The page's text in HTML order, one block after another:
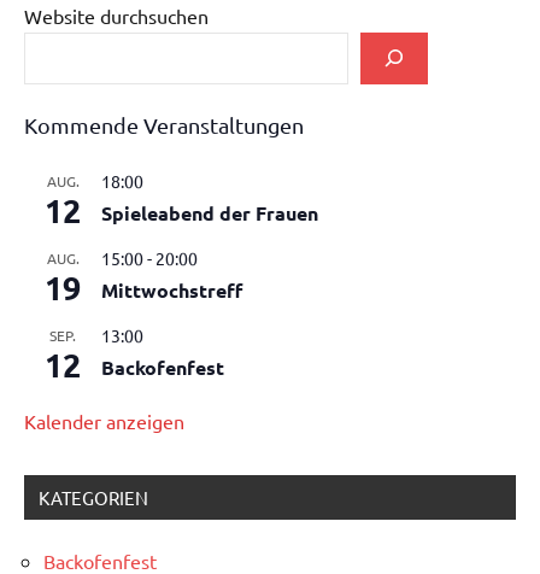
Website durchsuchen
Kommende Veranstaltungen
AUG.
12
18:00
Spieleabend der Frauen
AUG.
19
15:00- 20:00
Mittwochstreff
SEP.
12
13:00
Backofenfest
Kalender anzeigen
KATEGORIEN
Backofenfest